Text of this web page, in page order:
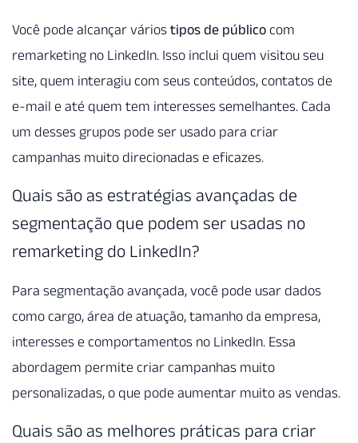
Você pode alcançar vários tipos de público com
remarketing no LinkedIn. Isso inclui quem visitou seu
site, quem interagiu com seus conteúdos, contatos de
e-mail e até quem tem interesses semelhantes. Cada
um desses grupos pode ser usado para criar
campanhas muito direcionadas e eficazes.
Quais são as estratégias avançadas de
segmentação que podem ser usadas no
remarketing do LinkedIn?
Para segmentação avançada, você pode usar dados
como cargo, área de atuação, tamanho da empresa,
interesses e comportamentos no LinkedIn. Essa
abordagem permite criar campanhas muito
personalizadas, o que pode aumentar muito as vendas.
Quais são as melhores práticas para criar